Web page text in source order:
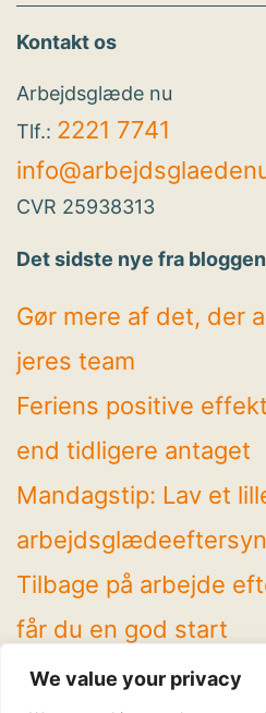
We value your privacy
Kontakt os
Arbejdsglæde nu
Tlf.: 2221 7741
CVR 25938313
Det sidste nye fra bloggen
Gør mere af det, der
jeres team
Feriens positive
end tidligere antaget
Mandagstip: Lav et
arbejdsglædeeftersyn
Tilbage på arbejde
får du en god start
4 spændende